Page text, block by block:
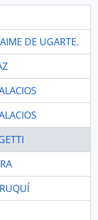
DE UGARTE.